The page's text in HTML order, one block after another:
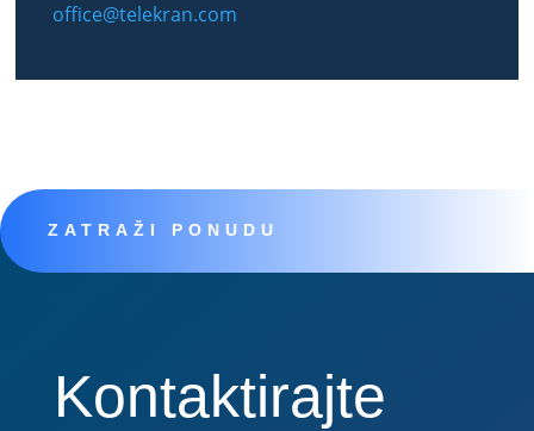
office@telekran.com
ZATRAŽI PONUDU
Kontaktirajte